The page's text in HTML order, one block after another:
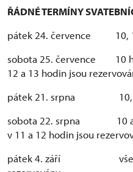
konáním
schůzku, během níž
svatební
nájemce příslušné
zámecké správy, a
schůzka se bude
kontakt: Mgr.
Národní památkový
Zámecká 67, 747 61
ŘÁDNÉ TERMÍNY
pátek 24. července 10,
sobota 25. července 10
12 a 13 hodin jsou
pátek 21. srpna 10,
sobota 22. srpna 10 a
v 11 a 12 hodin jsou
pátek 4. září